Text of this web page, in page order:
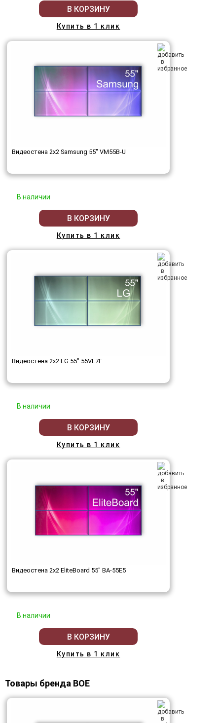
В КОРЗИНУ
Купить в 1 клик
Видеостена 2x2 Samsung 55" VM55B-U
В наличии
В КОРЗИНУ
Купить в 1 клик
Видеостена 2x2 LG 55" 55VL7F
В наличии
В КОРЗИНУ
Купить в 1 клик
Видеостена 2x2 EliteBoard 55" BA-55E5
В наличии
В КОРЗИНУ
Купить в 1 клик
Товары бренда BOE